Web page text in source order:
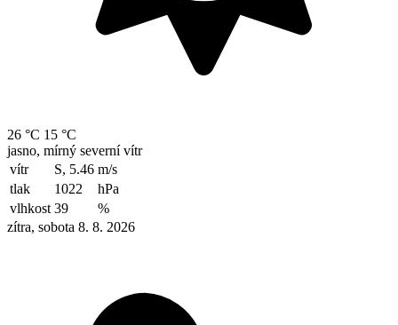
26 °C 15 °C
jasno, mírný severní vítr
vítr
S, 5.46 m/s
tlak
1022
hPa
vlhkost 39
%
zítra, sobota 8. 8. 2026